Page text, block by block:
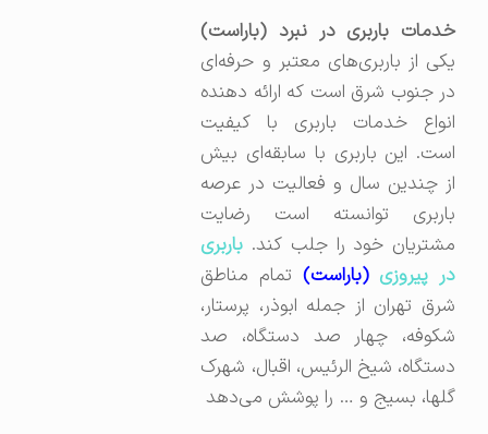
خدمات باربری در نبرد (باراست)
یکی از باربری‌های معتبر و حرفه‌ای
در جنوب شرق است که ارائه دهنده
انواع خدمات باربری با کیفیت
است. این باربری با سابقه‌ای بیش
از چندین سال و فعالیت در عرصه
باربری توانسته است رضایت
مشتریان خود را جلب کند.باربری
در پیروزی(باراست)تمام مناطق
شرق تهران از جمله ابوذر، پرستار،
شکوفه، چهار صد دستگاه، صد
دستگاه، شیخ الرئیس، اقبال، شهرک
گلها، بسیج و … را پوشش می‌دهد